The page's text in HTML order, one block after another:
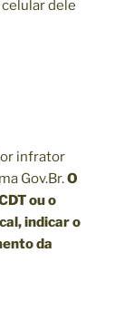
dele
infrator
Gov.Br.O
ou o
indicar o
da